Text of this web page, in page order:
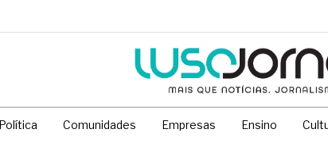
Política Comunidades Empresas Ensino